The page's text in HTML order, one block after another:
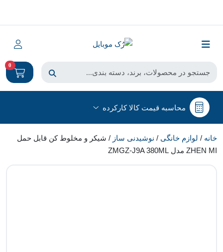
0
محاسبه قیمت کالا کارکرده
خانه / لوازم خانگی / نوشیدنی ساز / شیکر و مخلوط کن قابل حمل
ZHEN MI مدل ZMGZ-J9A 380ML